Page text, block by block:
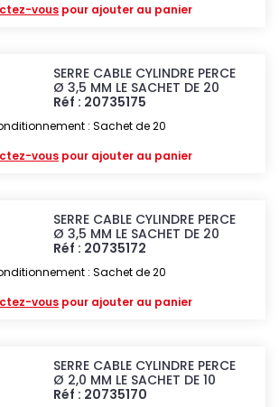
vous pour ajouter au panier
SERRE CABLE CYLINDRE PERCE
Ø 3,5 MM LE SACHET DE 20
Réf : 20735175
: Sachet de 20
vous pour ajouter au panier
SERRE CABLE CYLINDRE PERCE
Ø 3,5 MM LE SACHET DE 20
Réf : 20735172
: Sachet de 20
vous pour ajouter au panier
SERRE CABLE CYLINDRE PERCE
Ø 2,0 MM LE SACHET DE 10
Réf : 20735170